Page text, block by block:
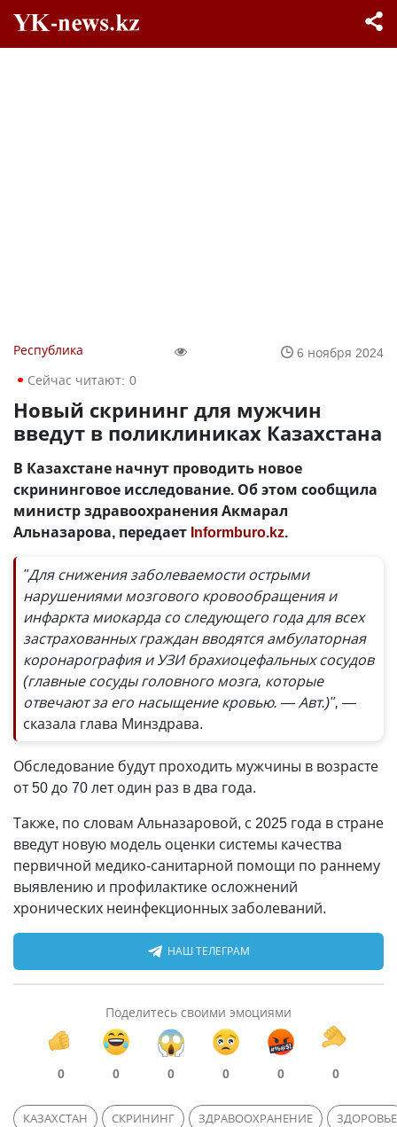
Республика
6 ноября 2024
Сейчас читают: 0
Новый скрининг для мужчин
введут в поликлиниках Казахстана
В Казахстане начнут проводить новое
скрининговое исследование. Об этом сообщила
министр здравоохранения Акмарал
Альназарова, передает Informburo.kz.
"Для снижения заболеваемости острыми
нарушениями мозгового кровообращения и
инфаркта миокарда со следующего года для всех
застрахованных граждан вводятся амбулаторная
коронарография и УЗИ брахиоцефальных сосудов
(главные сосуды головного мозга, которые
отвечают за его насыщение кровью. — Авт.)", —
сказала глава Минздрава.
Обследование будут проходить мужчины в возрасте
от 50 до 70 лет один раз в два года.
Также, по словам Альназаровой, с 2025 года в стране
введут новую модель оценки системы качества
первичной медико-санитарной помощи по раннему
выявлению и профилактике осложнений
хронических неинфекционных заболеваний.
НАШ ТЕЛЕГРАМ
Поделитесь своими эмоциями
0 0 0 0 0 0
КАЗАХСТАН СКРИНИНГ ЗДРАВООХРАНЕНИЕ ЗДОРОВЬЕ